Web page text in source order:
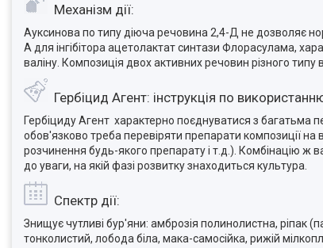
Механізм дії:
Ауксинова по типу діюча речовина 2,4-Д не дозволяє
А для інгібітора ацетолактат синтази Флорасулама,
валіну. Композиція двох активних речовин різного типу
Гербіцид Агент: інструкція по
Гербіциду Агент характерно поєднуватися з багатьма
обов'язково треба перевіряти препарати композиції на
розчинення будь-якого препарату і т.д.). Комбінацію ж
до уваги, на якій фазі розвитку знаходиться культура.
Спектр дії:
Знищує чутливі бур'яни: амброзія полинолистна, ріпак
тонколистий, лобода біла, мака-самосійка, рижій